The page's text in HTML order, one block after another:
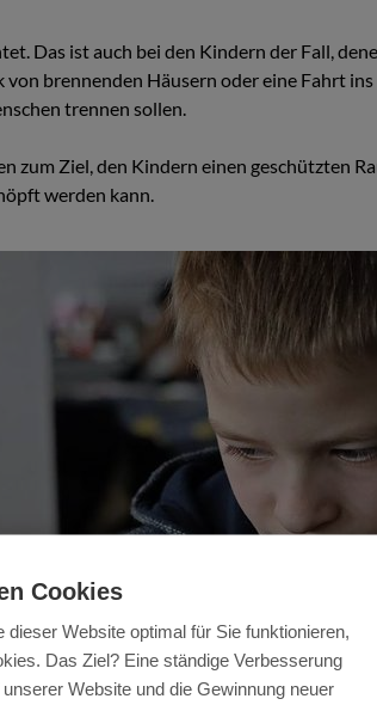
Das ist auch bei den Kindern der Fall,
brennenden Häusern oder eine Fahrt
trennen sollen.
Ziel, den Kindern einen geschützten
werden kann.
Cookies
dieser Website optimal für Sie funktionieren,
Das Ziel? Eine ständige Verbesserung
Website und die Gewinnung neuer